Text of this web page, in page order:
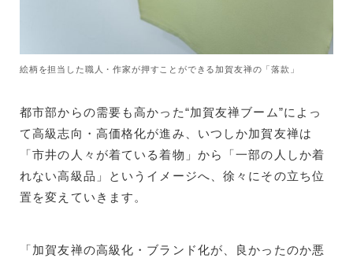
絵柄を担当した職人・作家が押すことができる加賀友禅の「落款」
都市部からの需要も高かった“加賀友禅ブーム”によっ
て高級志向・高価格化が進み、いつしか加賀友禅は
「市井の人々が着ている着物」から「一部の人しか着
れない高級品」というイメージへ、徐々にその立ち位
置を変えていきます。
「加賀友禅の高級化・ブランド化が、良かったのか悪